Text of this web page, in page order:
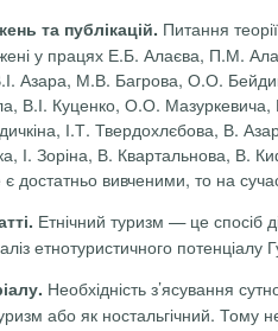
та публікацій. Питання
у працях Е.Б. Алаєва, П.М.
Азара, М.В. Багрова, О.О.
В.І. Куценко, О.О.
І.Т. Твердохлєбова, В.
І. Зоріна, В. Квартальнова, В.
достатньо вивченими, то на
Етнічний туризм — це спосіб
етнотуристичного
Необхідність з’ясування
або як ностальгічний.